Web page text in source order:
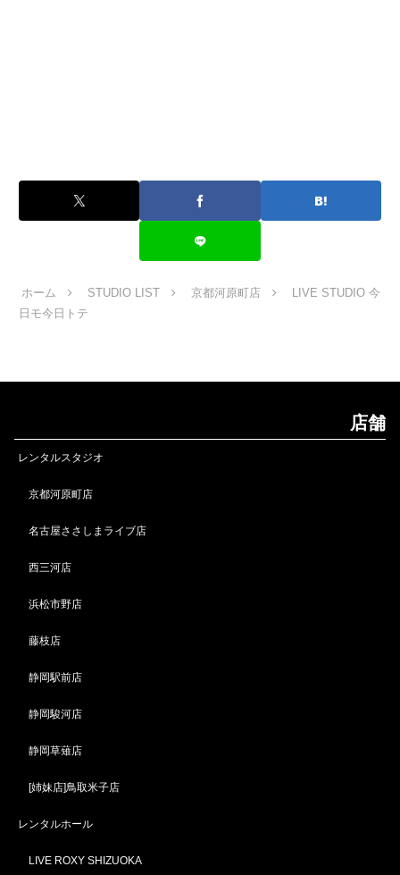
ホーム STUDIO LIST 京都河原町店
LIVE STUDIO 今
日モ今日トテ
店舗
レンタルスタジオ
京都河原町店
名古屋ささしまライブ店
西三河店
浜松市野店
藤枝店
静岡駅前店
静岡駿河店
静岡草薙店
[姉妹店]鳥取米子店
レンタルホール
LIVE ROXY SHIZUOKA